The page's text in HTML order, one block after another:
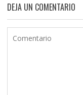
DEJA UN COMENTARIO